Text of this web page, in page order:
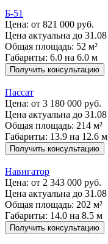
Б-51
Цена: от 821 000 руб.
Цена актуальна до 31.08
Общая площадь: 52 м²
Габариты: 6.0 на 6.0 м
Получить консультацию
Пассат
Цена: от 3 180 000 руб.
Цена актуальна до 31.08
Общая площадь: 214 м²
Габариты: 13.9 на 12.6 м
Получить консультацию
Навигатор
Цена: от 2 343 000 руб.
Цена актуальна до 31.08
Общая площадь: 202 м²
Габариты: 14.0 на 8.5 м
Получить консультацию